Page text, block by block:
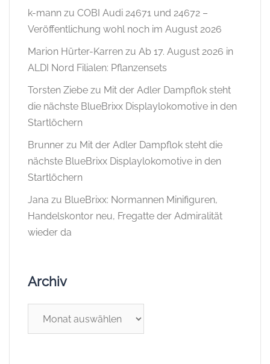
k-mann zu COBI Audi 24671 und 24672 –
Veröffentlichung wohl noch im August 2026
Marion Hürter-Karren zu Ab 17. August 2026 in
ALDI Nord Filialen: Pflanzensets
Torsten Ziebe zu Mit der Adler Dampflok steht
die nächste BlueBrixx Displaylokomotive in den
Startlöchern
Brunner zu Mit der Adler Dampflok steht die
nächste BlueBrixx Displaylokomotive in den
Startlöchern
Jana zu BlueBrixx: Normannen Minifiguren,
Handelskontor neu, Fregatte der Admiralität
wieder da
Archiv